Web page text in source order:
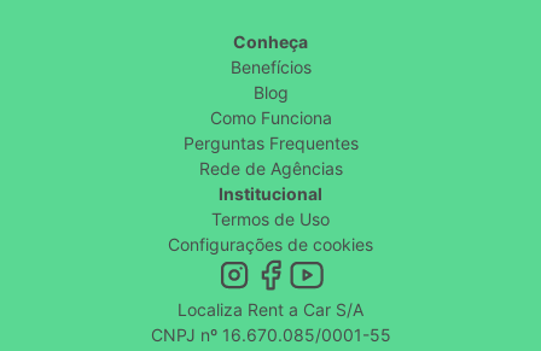
Conheça
Benefícios
Blog
Como Funciona
Perguntas Frequentes
Rede de Agências
Institucional
Termos de Uso
Configurações de cookies
Localiza Rent a Car S/A
CNPJ nº 16.670.085/0001-55